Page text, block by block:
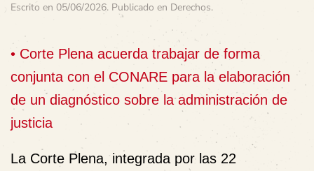
Escrito en 05/06/2026. Publicado en Derechos.
• Corte Plena acuerda trabajar de forma
conjunta con el CONARE para la elaboración
de un diagnóstico sobre la administración de
justicia
La Corte Plena, integrada por las 22